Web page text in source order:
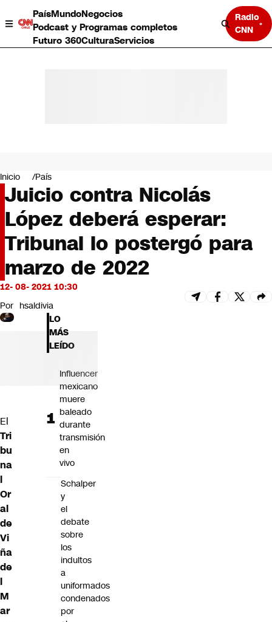
PaísMundoNegocios
Podcast y Programas completos
Futuro 360CulturaServicios
Radio
CNN
Negocios
Deportes
Programas completos
Cultura
Servicios
Bits
CNN tiempo
Futuro 360
Inicio País
Juicio contra Nicolás
López deberá esperar:
Tribunal lo postergó para
marzo de 2022
12- 08- 2021 10:30
Por hsaldivia
El
Tri
bu
na
l
Or
al
de
Vi
ña
de
l
M
ar
LO
MÁS
LEÍDO
Influencer
mexicano
muere
baleado
durante
transmisión
en
vivo
Schalper
y
el
debate
sobre
los
indultos
a
uniformados
condenados
por